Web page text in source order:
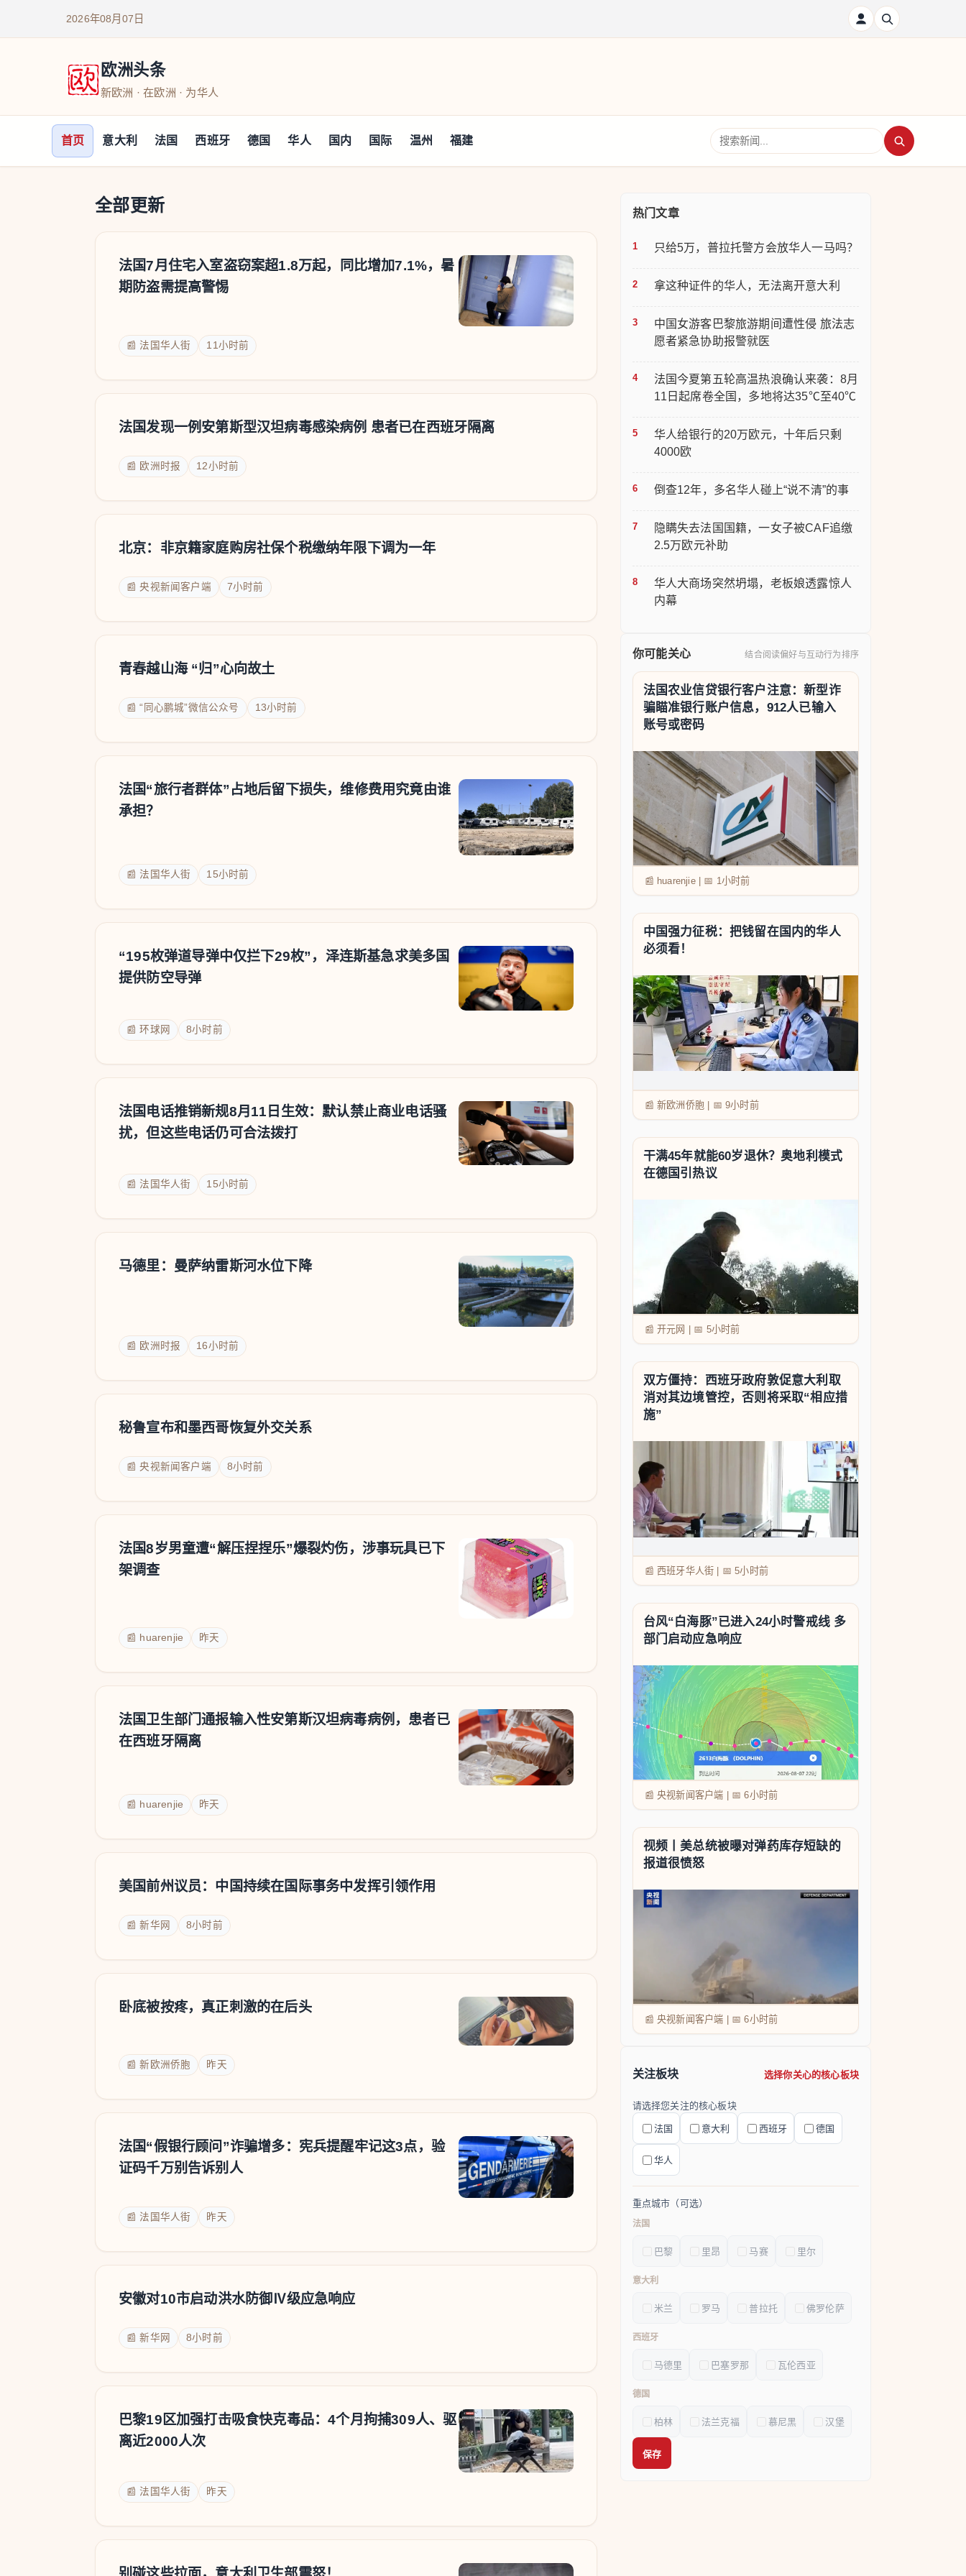
2026年08月07日
欧洲头条
新欧洲 · 在欧洲 · 为华人
首页 意大利 法国 西班牙 德国 华人 国内 国际 温州 福建
搜索新闻
欧洲头条-新欧洲新闻网
全部更新
法国7月住宅入室盗窃案超1.8万起，同比增加7.1%，暑
期防盗需提高警惕
📰 法国华人街 11小时前
法国发现一例安第斯型汉坦病毒感染病例 患者已在西班牙隔离
📰 欧洲时报 12小时前
北京：非京籍家庭购房社保个税缴纳年限下调为一年
📰 央视新闻客户端 7小时前
青春越山海 “归”心向故土
📰 “同心鹏城”微信公众号 13小时前
法国“旅行者群体”占地后留下损失，维修费用究竟由谁
承担？
📰 法国华人街 15小时前
“195枚弹道导弹中仅拦下29枚”，泽连斯基急求美多国
提供防空导弹
📰 环球网 8小时前
法国电话推销新规8月11日生效：默认禁止商业电话骚
扰，但这些电话仍可合法拨打
📰 法国华人街 15小时前
马德里：曼萨纳雷斯河水位下降
📰 欧洲时报 16小时前
秘鲁宣布和墨西哥恢复外交关系
📰 央视新闻客户端 8小时前
法国8岁男童遭“解压捏捏乐”爆裂灼伤，涉事玩具已下
架调查
📰 huarenjie 昨天
法国卫生部门通报输入性安第斯汉坦病毒病例，患者已
在西班牙隔离
📰 huarenjie 昨天
美国前州议员：中国持续在国际事务中发挥引领作用
📰 新华网 8小时前
卧底被按疼，真正刺激的在后头
📰 新欧洲侨胞 昨天
法国“假银行顾问”诈骗增多：宪兵提醒牢记这3点，验
证码千万别告诉别人
📰 法国华人街 昨天
安徽对10市启动洪水防御Ⅳ级应急响应
📰 新华网 8小时前
巴黎19区加强打击吸食快克毒品：4个月拘捕309人、驱
离近2000人次
📰 法国华人街 昨天
关注板块 选择你关心的核心板块
请选择您关注的核心板块
法国 意大利 西班牙 德国
华人
重点城市（可选）
法国
巴黎 里昂 马赛 里尔
意大利
米兰 罗马 普拉托 佛罗伦萨
西班牙
马德里 巴塞罗那 瓦伦西亚
德国
柏林 法兰克福 慕尼黑 汉堡
保存
你可能关心 结合阅读偏好与互动行为排序
法国农业信贷银行客户注意：新型诈
骗瞄准银行账户信息，912人已输入
账号或密码
📰 huarenjie| 📅 1小时前
中国强力征税：把钱留在国内的华人
必须看！
📰 新欧洲侨胞 📅9小时前
干满45年就能60岁退休？奥地利模式
在德国引热议
📰 开元网 📅 5小时前
双方僵持：西班牙政府敦促意大利取
消对其边境管控，否则将采取“相应措
施”
📰 西班牙华人街 📅5小时前
台风“白海豚”已进入24小时警戒线 多
部门启动应急响应
📰 央视新闻客户端 📅6小时前
视频丨美总统被曝对弹药库存短缺的
报道很愤怒
📰 央视新闻客户端 📅6小时前
热门文章
只给5万，普拉托警方会放华人一马吗？
拿这种证件的华人，无法离开意大利
中国女游客巴黎旅游期间遭性侵 旅法志
愿者紧急协助报警就医
法国今夏第五轮高温热浪确认来袭：8月
11日起席卷全国，多地将达35℃至40℃
华人给银行的20万欧元，十年后只剩
4000欧
倒查12年，多名华人碰上“说不清”的事
隐瞒失去法国国籍，一女子被CAF追缴
2.5万欧元补助
华人大商场突然坍塌，老板娘透露惊人
内幕